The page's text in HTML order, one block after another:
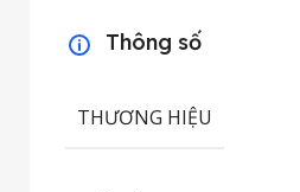
Thông số
THƯƠNG HIỆU